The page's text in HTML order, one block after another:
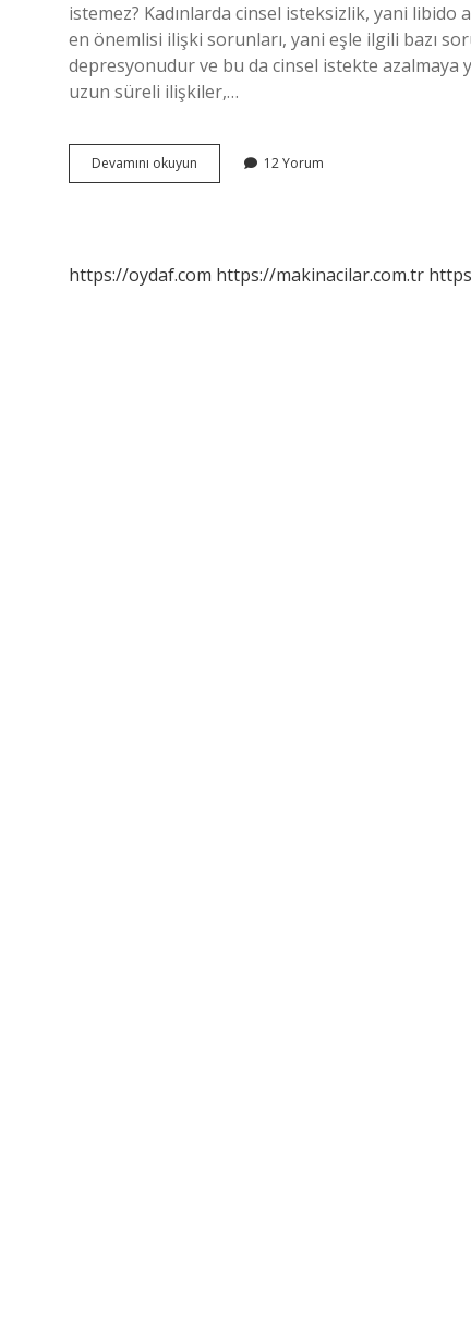
istemez? Kadınlarda cinsel isteksizlik, yani
en önemlisi ilişki sorunları, yani eşle ilgili bazı
depresyonudur ve bu da cinsel istekte azalmaya
uzun süreli ilişkiler,…
Devamını okuyun
Kadın
12 Yorum
https://oydaf.com https://makinacilar.com.tr